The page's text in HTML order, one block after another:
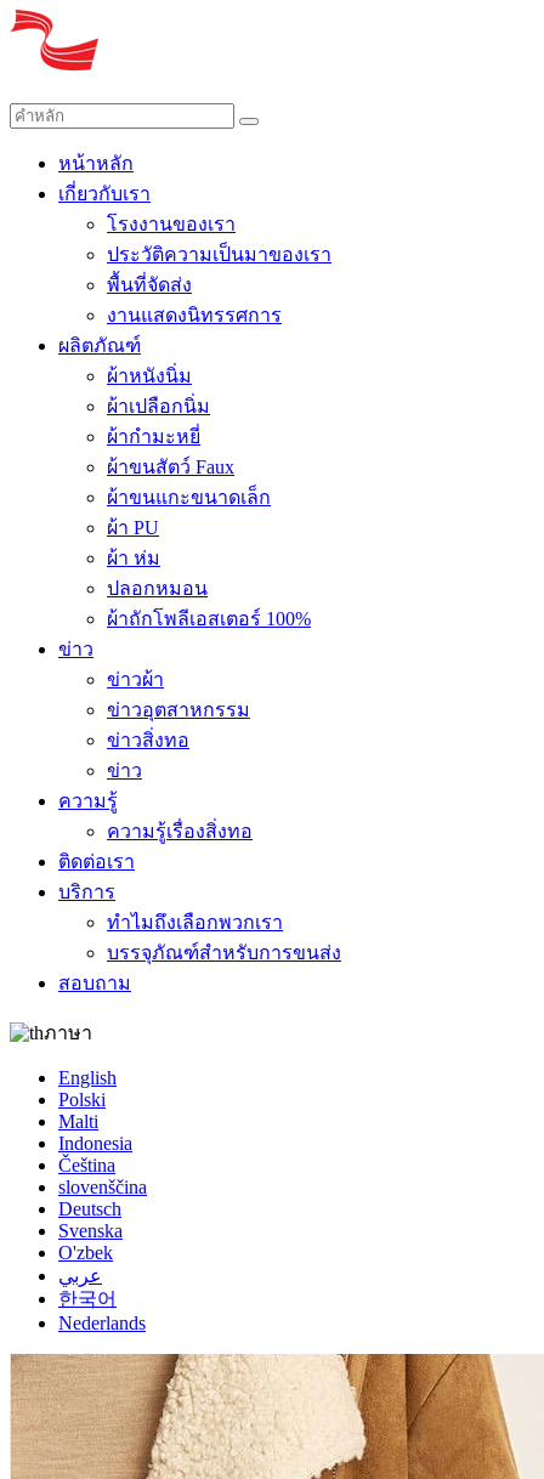
หน้าหลัก
เกี่ยวกับเรา
โรงงานของเรา
ประวัติความเป็นมาของเรา
พื้นที่จัดส่ง
งานแสดงนิทรรศการ
ผลิตภัณฑ์
ผ้าหนังนิ่ม
ผ้าเปลือกนิ่ม
ผ้ากำมะหยี่
ผ้าขนสัตว์ Faux
ผ้าขนแกะขนาดเล็ก
ผ้า PU
ผ้า ห่ม
ปลอกหมอน
ผ้าถักโพลีเอสเตอร์ 100%
ข่าว
ข่าวผ้า
ข่าวอุตสาหกรรม
ข่าวสิ่งทอ
ข่าว
ความรู้
ความรู้เรื่องสิ่งทอ
ติดต่อเรา
บริการ
ทำไมถึงเลือกพวกเรา
บรรจุภัณฑ์สำหรับการขนส่ง
สอบถาม
ภาษา
English
Polski
Malti
Indonesia
Čeština
slovenščina
Deutsch
Svenska
O'zbek
عربي
한국어
Nederlands